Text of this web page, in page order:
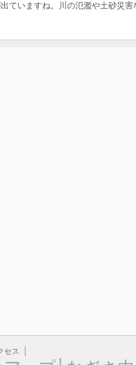
ていますね。川の氾濫や土砂災
セス